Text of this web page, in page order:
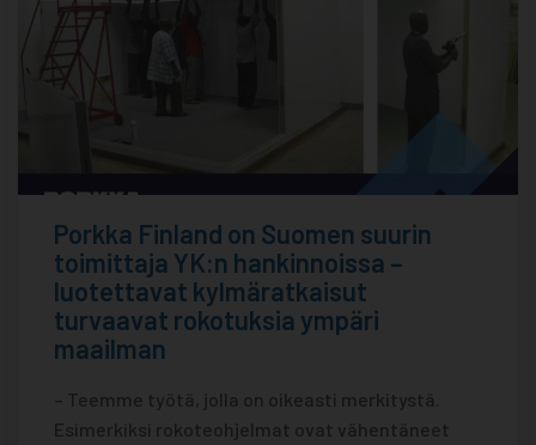
Porkka Finland on Suomen suurin
toimittaja YK:n hankinnoissa –
luotettavat kylmäratkaisut
turvaavat rokotuksia ympäri
maailman
– Teemme työtä, jolla on oikeasti merkitystä.
Esimerkiksi rokoteohjelmat ovat vähentäneet